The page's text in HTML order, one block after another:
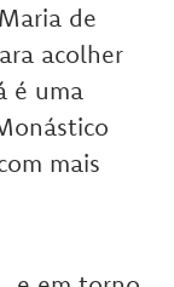
de
acolher
é uma
mais